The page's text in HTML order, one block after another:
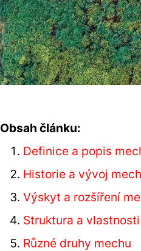
Obsah článku:
Definice a popis
Historie a vývoj
Výskyt a rozšíření
Struktura a
Různé druhy mechu